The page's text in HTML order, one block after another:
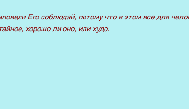
Его соблюдай, потому что в этом все для
хорошо ли оно, или худо.